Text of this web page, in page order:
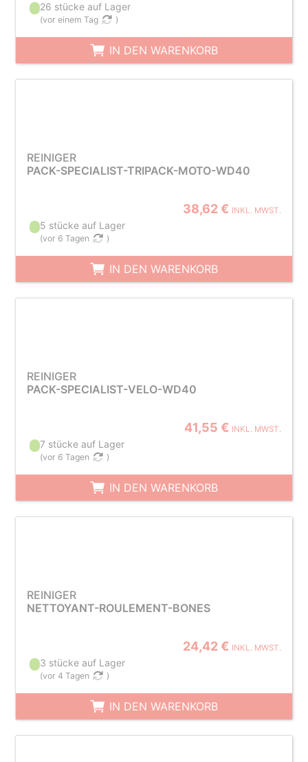
26 stücke auf Lager
(vor einem Tag )
IN DEN WARENKORB
REINIGER
PACK-SPECIALIST-TRIPACK-MOTO-WD40
38,62 € INKL. MWST.
5 stücke auf Lager
(vor 6 Tagen )
IN DEN WARENKORB
REINIGER
PACK-SPECIALIST-VELO-WD40
41,55 € INKL. MWST.
7 stücke auf Lager
(vor 6 Tagen )
IN DEN WARENKORB
REINIGER
NETTOYANT-ROULEMENT-BONES
24,42 € INKL. MWST.
3 stücke auf Lager
(vor 4 Tagen )
IN DEN WARENKORB